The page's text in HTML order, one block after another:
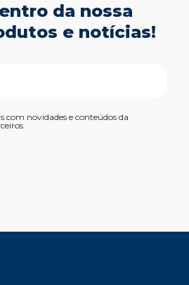
da nossa
e notícias!
com novidades e conteúdos da